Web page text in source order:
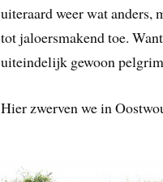
uiteraard weer wat anders,
tot jaloersmakend toe.
uiteindelijk gewoon
Hier zwerven we in